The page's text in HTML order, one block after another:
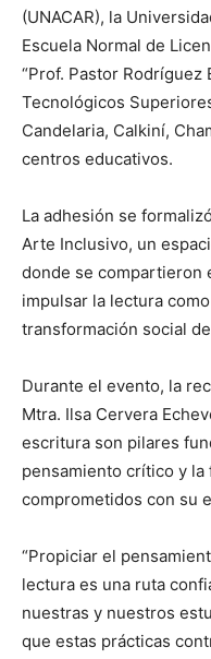
(UNACAR), la
Escuela Normal de
“Prof. Pastor Rodríguez
Tecnológicos
Candelaria, Calkiní,
centros educativos.
La adhesión se
Arte Inclusivo, un
donde se compartieron
impulsar la lectura
transformación social
Durante el evento, la
Mtra. Ilsa Cervera
escritura son pilares
pensamiento crítico y la
comprometidos con su
“Propiciar el
lectura es una ruta
nuestras y nuestros
que estas prácticas